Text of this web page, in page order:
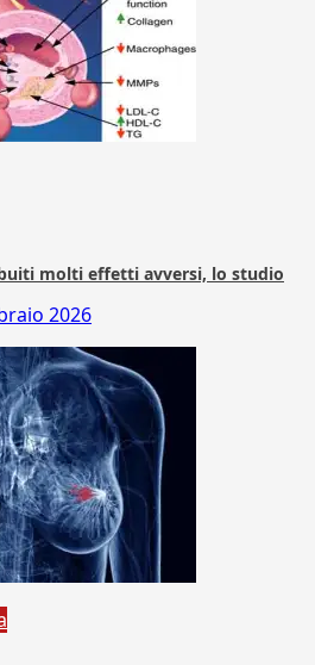
molti effetti avversi, lo studio
2026